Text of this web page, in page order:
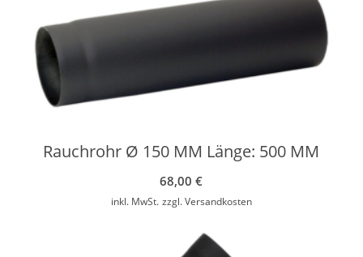
Rauchrohr Ø 150 MM Länge: 500 MM
68,00€
inkl. MwSt. zzgl.Versandkosten